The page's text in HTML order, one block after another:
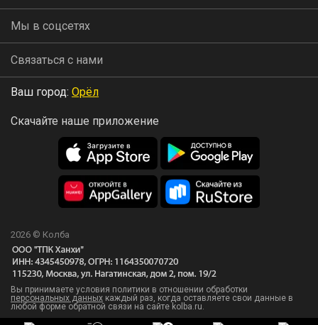
Мы в соцсетях
Связаться с нами
Ваш город: Орёл
Скачайте наше приложение
2026 © Колба
Вы принимаете условия политики в отношении обработки
персональных данных каждый раз, когда оставляете свои данные в
любой форме обратной связи на сайте kolba.ru.